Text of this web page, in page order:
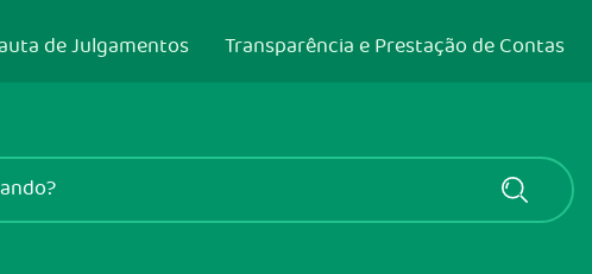
de Julgamentos Transparência e Prestação de Contas